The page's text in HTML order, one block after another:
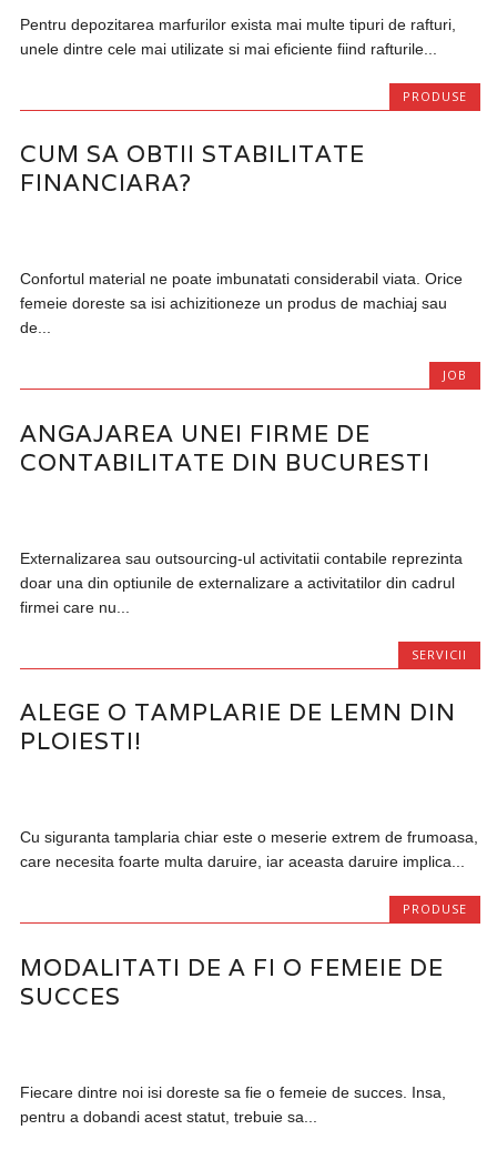
Pentru depozitarea marfurilor exista mai multe tipuri de rafturi,
unele dintre cele mai utilizate si mai eficiente fiind rafturile...
PRODUSE
CUM SA OBTII STABILITATE
FINANCIARA?
Confortul material ne poate imbunatati considerabil viata. Orice
femeie doreste sa isi achizitioneze un produs de machiaj sau
de...
JOB
ANGAJAREA UNEI FIRME DE
CONTABILITATE DIN BUCURESTI
Externalizarea sau outsourcing-ul activitatii contabile reprezinta
doar una din optiunile de externalizare a activitatilor din cadrul
firmei care nu...
SERVICII
ALEGE O TAMPLARIE DE LEMN DIN
PLOIESTI!
Cu siguranta tamplaria chiar este o meserie extrem de frumoasa,
care necesita foarte multa daruire, iar aceasta daruire implica...
PRODUSE
MODALITATI DE A FI O FEMEIE DE
SUCCES
Fiecare dintre noi isi doreste sa fie o femeie de succes. Insa,
pentru a dobandi acest statut, trebuie sa...